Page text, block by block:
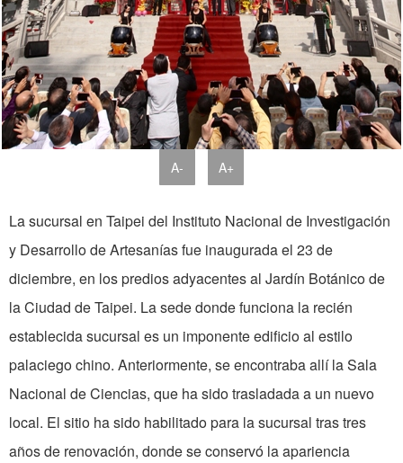
A- A+
La sucursal en Taipei del Instituto Nacional de Investigación
y Desarrollo de Artesanías fue inaugurada el 23 de
diciembre, en los predios adyacentes al Jardín Botánico de
la Ciudad de Taipei. La sede donde funciona la recién
establecida sucursal es un imponente edificio al estilo
palaciego chino. Anteriormente, se encontraba allí la Sala
Nacional de Ciencias, que ha sido trasladada a un nuevo
local. El sitio ha sido habilitado para la sucursal tras tres
años de renovación, donde se conservó la apariencia